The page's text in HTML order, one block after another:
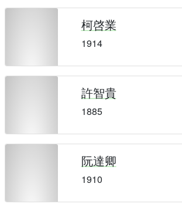
柯啓業
1914
許智貴
1885
阮達卿
1910